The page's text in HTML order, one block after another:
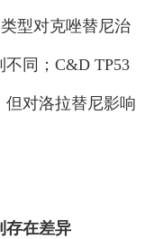
型对克唑替尼治
同；C&D TP53
但对洛拉替尼影响
存在差异